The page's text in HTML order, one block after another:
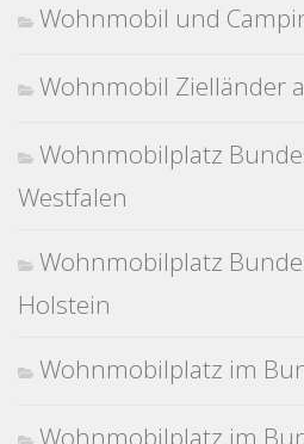
Wohnmobil und
Wohnmobil Zielländer
Wohnmobilplatz
Westfalen
Wohnmobilplatz
Holstein
Wohnmobilplatz im
Wohnmobilplatz im